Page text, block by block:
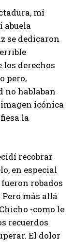
mi
se dedicaron
los derechos
pero,
no hablaban
icónica
la
recobrar
en especial
robados
más allá
-como le
recuerdos
El dolor